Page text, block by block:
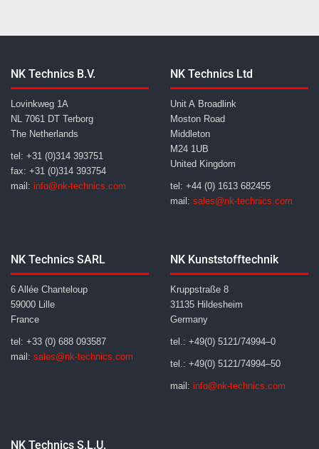
NK Technics B.V.
Lovinkweg 1A
NL 7061 DT Terborg
The Netherlands
tel: +31 (0)314 393751
fax: +31 (0)314 393754
mail: info@nk-technics.com
NK Technics Ltd
Unit A Broadlink
Moston Road
Middleton
M24 1UB
United Kingdom
tel: +44 (0) 1613 682455
mail: sales@nk-technics.com
NK Technics SARL
6 Allée Chanteloup
59000 Lille
France
tel: +33 (0) 688 093587
mail: sales@nk-technics.com
NK Kunststofftechnik
Kruppstraße 8
31135 Hildesheim
Germany
tel.: +49(0) 5121/74994–0
tel.: +49(0) 5121/74994–50
mail: info@nk-technics.com
NK Technics S.L.U.